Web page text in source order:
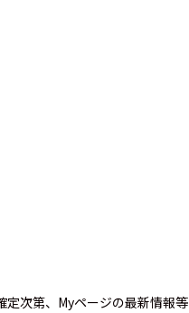
次第、Myページの最新情報等